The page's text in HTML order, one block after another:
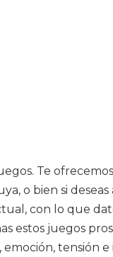
Te
o bien si
con lo que
estos juegos
tensión